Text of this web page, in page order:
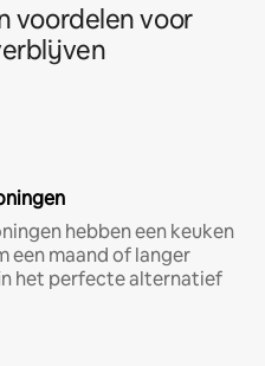
voordelen voor
hebben een keuken
een maand of langer
het perfecte alternatief